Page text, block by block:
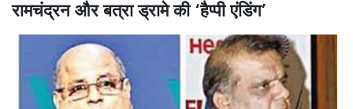
रामचंद्रन और बत्रा ड्रामे की ‘हैप्पी एंडिंग’